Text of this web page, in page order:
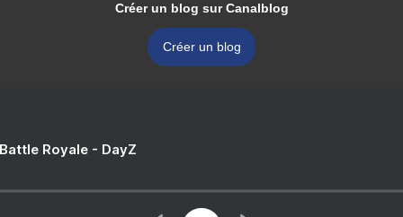
Créer un blog sur Canalblog
Créer un blog
Royale - DayZ